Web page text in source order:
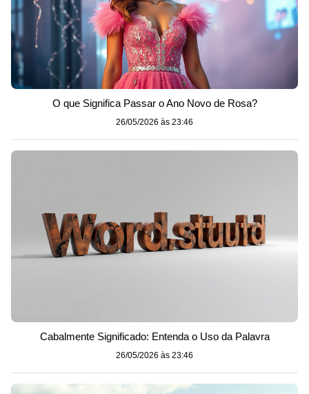
O que Significa Passar o Ano Novo de Rosa?
26/05/2026 às 23:46
Cabalmente Significado: Entenda o Uso da Palavra
26/05/2026 às 23:46